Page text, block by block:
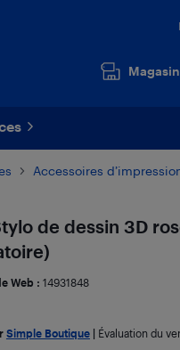
Accessoires
de dessin 3D
Web : 14931848
Simple Boutique| Évaluation du